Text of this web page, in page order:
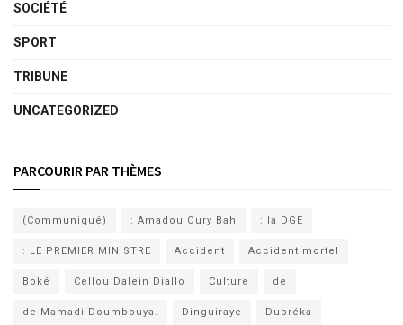
SOCIÉTÉ
SPORT
TRIBUNE
UNCATEGORIZED
PARCOURIR PAR THÈMES
(Communiqué) : Amadou Oury Bah : la DGE
: LE PREMIER MINISTRE Accident Accident mortel
Boké Cellou Dalein Diallo Culture de
de Mamadi Doumbouya. Dinguiraye Dubréka